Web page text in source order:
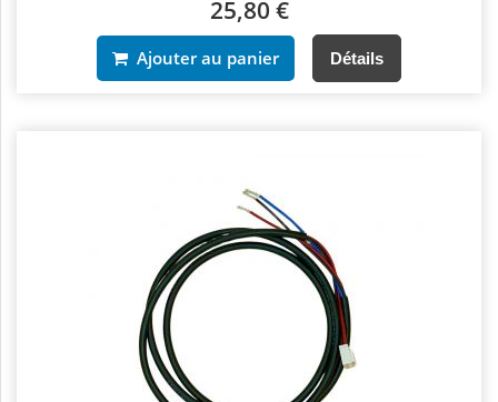
25,80 €
Ajouter au panier Détails